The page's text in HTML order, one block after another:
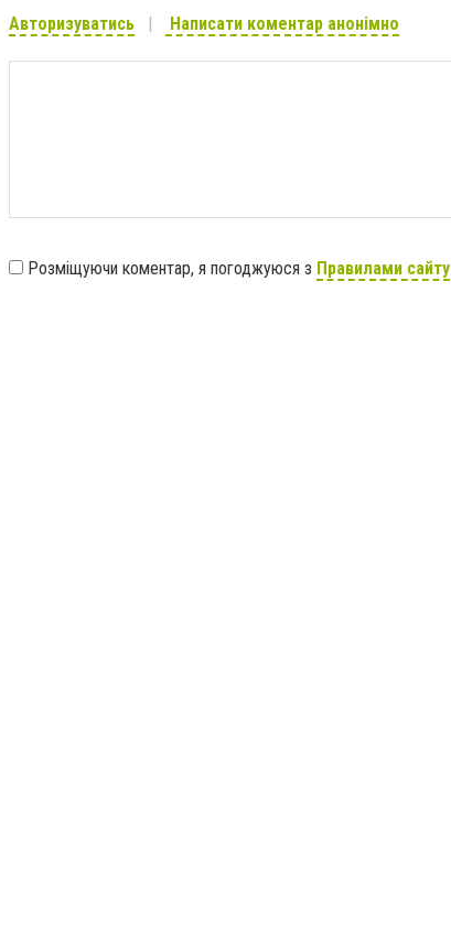
Авторизуватись Написати коментар анонімно
Розміщуючи коментар, я погоджуюся з Правилами сайту